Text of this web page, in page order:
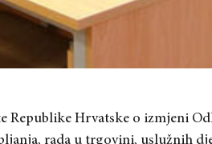
Republike Hrvatske o izmjeni
rada u trgovini, uslužnih